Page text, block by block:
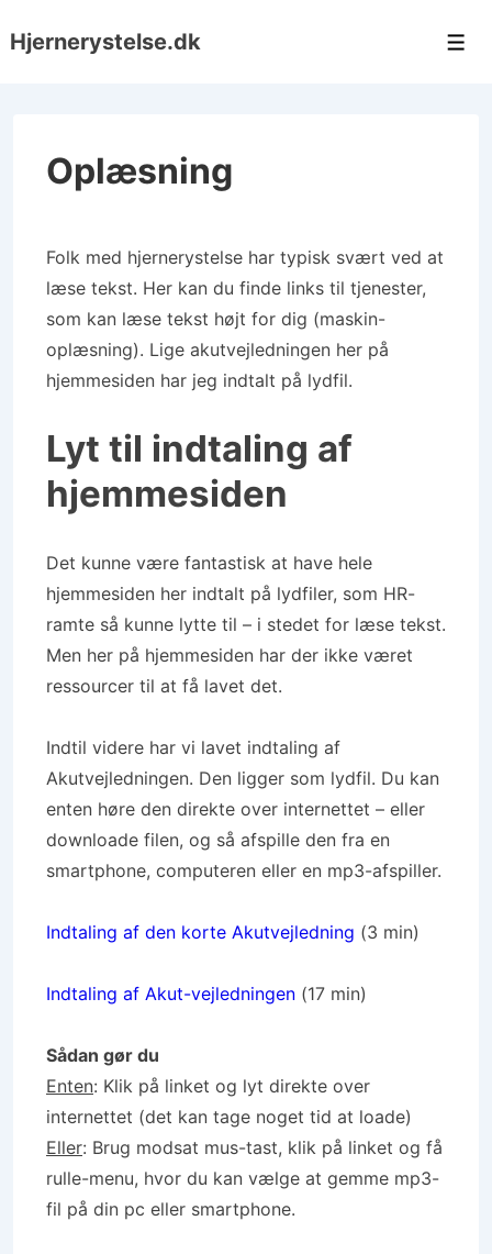
Hop
Hjernerystelse.dk
Oplæsning
Folk med hjernerystelse har typisk svært ved at
læse tekst. Her kan du finde links til tjenester,
som kan læse tekst højt for dig (maskin-
oplæsning). Lige akutvejledningen her på
hjemmesiden har jeg indtalt på lydfil.
Lyt til indtaling af
hjemmesiden
Det kunne være fantastisk at have hele
hjemmesiden her indtalt på lydfiler, som HR-
ramte så kunne lytte til – i stedet for læse tekst.
Men her på hjemmesiden har der ikke været
ressourcer til at få lavet det.
Indtil videre har vi lavet indtaling af
Akutvejledningen. Den ligger som lydfil. Du kan
enten høre den direkte over internettet – eller
downloade filen, og så afspille den fra en
smartphone, computeren eller en mp3-afspiller.
Indtaling af den korte Akutvejledning (3 min)
Indtaling af Akut-vejledningen (17 min)
Sådan gør du
Enten: Klik på linket og lyt direkte over
internettet (det kan tage noget tid at loade)
Eller: Brug modsat mus-tast, klik på linket og få
rulle-menu, hvor du kan vælge at gemme mp3-
fil på din pc eller smartphone.